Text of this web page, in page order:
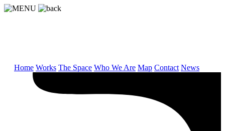
Home Works The Space Who We Are Map Contact News